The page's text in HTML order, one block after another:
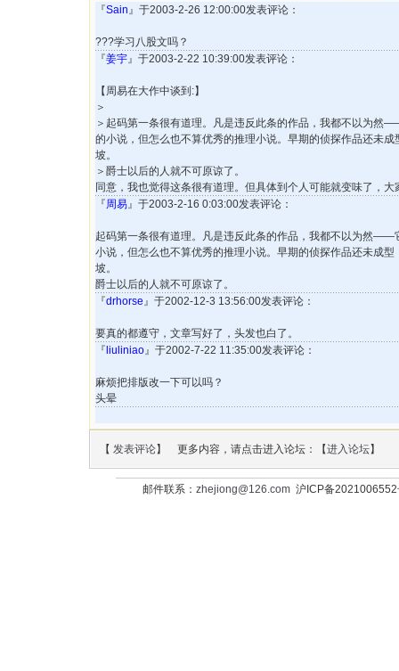
『Sain』于2003-2-26 12:00:00发表评论：
???学习八股文吗？
『姜宇』于2003-2-22 10:39:00发表评论：
【周易在大作中谈到:】
＞
＞起码第一条很有道理。凡是违反此条的作品，我都不以为然
的小说，但怎么也不算优秀的推理小说。早期的侦探作品还未
坡。
＞爵士以后的人就不可原谅了。
同意，我也觉得这条很有道理。但具体到个人可能就变味了，
『周易』于2003-2-16 0:03:00发表评论：
起码第一条很有道理。凡是违反此条的作品，我都不以为然——
小说，但怎么也不算优秀的推理小说。早期的侦探作品还未成
坡。
爵士以后的人就不可原谅了。
『drhorse』于2002-12-3 13:56:00发表评论：
要真的都遵守，文章写好了，头发也白了。
『 liuliniao』于2002-7-22 11:35:00发表评论：
麻烦把排版改一下可以吗？
头晕
【 发表评论】 更多内容，请点击进入论坛：【进入论坛】
邮件联系： zhejiong@126.com沪ICP备